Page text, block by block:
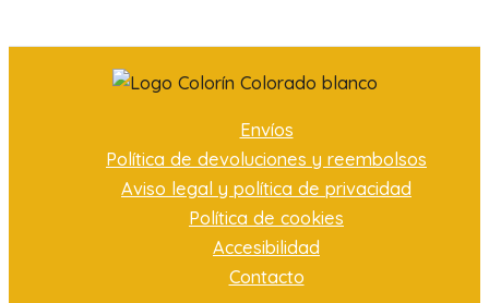
Envíos
Política de devoluciones y reembolsos
Aviso legal y política de privacidad
Política de cookies
Accesibilidad
Contacto